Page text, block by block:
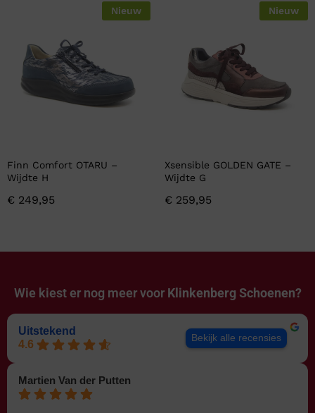
Nieuw
Finn Comfort OTARU –
Wijdte H
€ 249,95
Nieuw
Xsensible GOLDEN GATE –
Wijdte G
€ 259,95
Wie kiest er nog meer voor Klinkenberg Schoenen?
Uitstekend
4.6
Bekijk alle recensies
Martien Van der Putten